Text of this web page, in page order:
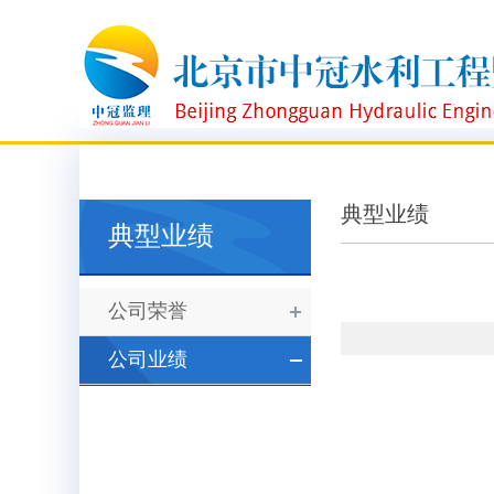
典型业绩
公司荣誉
公司业绩
典型业绩